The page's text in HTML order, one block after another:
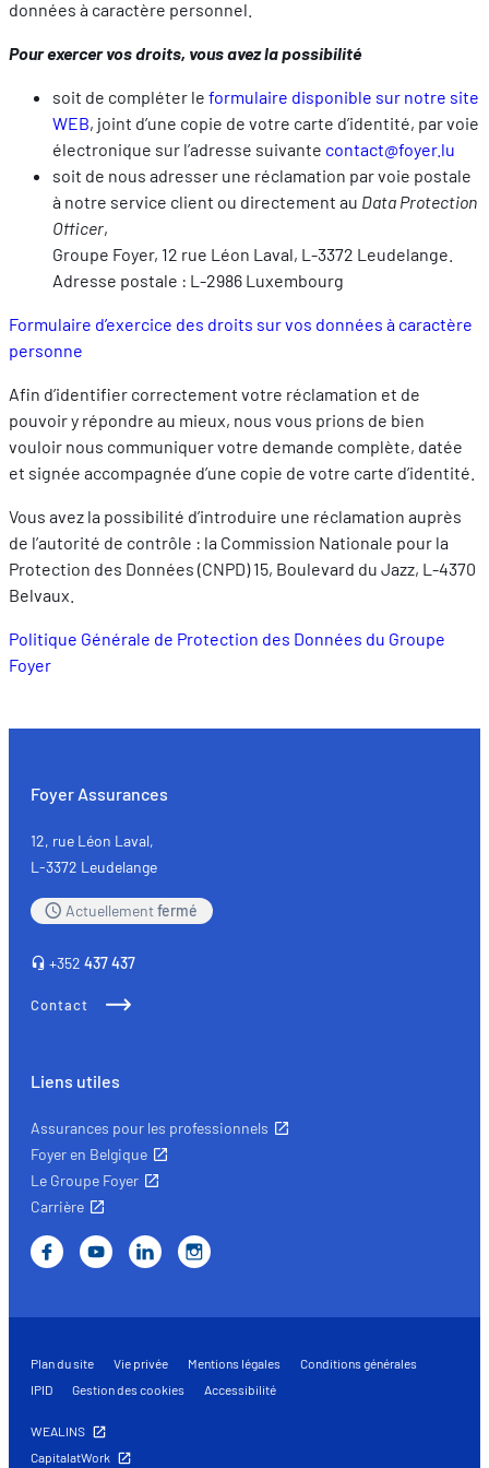
les performances. Partager des informations avec les
hébergé sur un site externe.
données à caractère personnel.
Pour exercer vos droits, vous avez la possibilité
soit de compléter le formulaire disponible sur notre site
WEB, joint d’une copie de votre carte d’identité, par voie
électronique sur l’adresse suivante contact@foyer.lu
soit de nous adresser une réclamation par voie postale
à notre service client ou directement au Data Protection
Officer,
Groupe Foyer, 12 rue Léon Laval, L-3372 Leudelange.
Adresse postale : L-2986 Luxembourg
Formulaire d’exercice des droits sur vos données à caractère
personne
Afin d’identifier correctement votre réclamation et de
pouvoir y répondre au mieux, nous vous prions de bien
vouloir nous communiquer votre demande complète, datée
et signée accompagnée d’une copie de votre carte d’identité.
Vous avez la possibilité d’introduire une réclamation auprès
de l’autorité de contrôle : la Commission Nationale pour la
Protection des Données (CNPD) 15, Boulevard du Jazz, L-4370
Belvaux.
Politique Générale de Protection des Données du Groupe
Foyer
Foyer Assurances
12, rue Léon Laval,
L-3372 Leudelange
Actuellementfermé
+352 437 437
Contact
Liens utiles
Assurances pour les professionnels
Foyer en Belgique
Le Groupe Foyer
Carrière
Plan du site Vie privée Mentions légales
Conditions générales
IPID
Gestion des cookies Accessibilité
WEALINS
CapitalatWork